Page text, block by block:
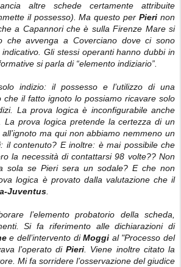
altre schede certamente attribuite
il possesso). Ma questo perPieri non
a Capannori che è sulla Firenze Mare si
che avvenga a Coverciano dove ci sono
Gli stessi operanti hanno dubbi in
si parla di “elemento indiziario”.
indizio: il possesso e l’utilizzo di una
che il fatto ignoto lo possiamo ricavare solo
La prova logica è inconfigurabile anche
La prova logica pretende la certezza di un
ma qui non abbiamo nemmeno un
il contenuto? E inoltre: è mai possibile che
la necessità di contattarsi 98 volte?? Non
sola se Pieri sera un sodale? E che non
logica è provato dalla valutazione che il
Juventus
l’elemento probatorio della scheda,
Si fa riferimento alle dichiarazioni di
e dell’intervento diMoggi al "Processo del
l’operato diPieri . Viene inoltre citato la
Mi fa sorridere l’osservazione del giudice